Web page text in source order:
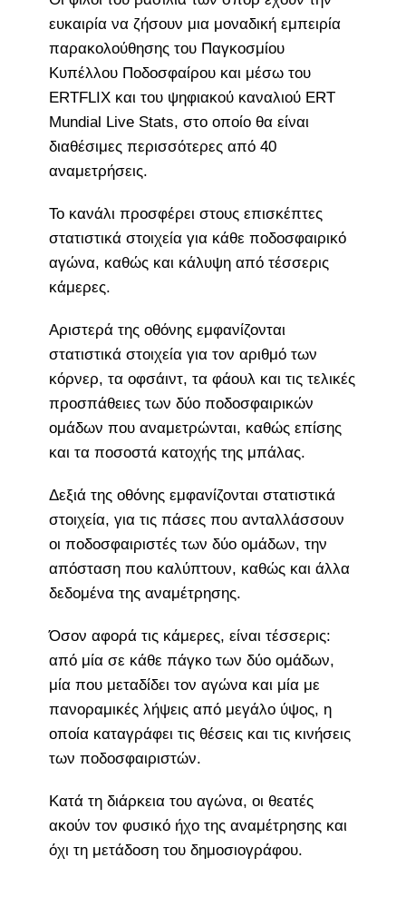
ευκαιρία να ζήσουν μια μοναδική εμπειρία
παρακολούθησης του Παγκοσμίου
Κυπέλλου Ποδοσφαίρου και μέσω του
ERTFLIX και του ψηφιακού καναλιού ERT
Mundial Live Stats, στο οποίο θα είναι
διαθέσιμες περισσότερες από 40
αναμετρήσεις.
Το κανάλι προσφέρει στους επισκέπτες
στατιστικά στοιχεία για κάθε ποδοσφαιρικό
αγώνα, καθώς και κάλυψη από τέσσερις
κάμερες.
Αριστερά της οθόνης εμφανίζονται
στατιστικά στοιχεία για τον αριθμό των
κόρνερ, τα οφσάιντ, τα φάουλ και τις τελικές
προσπάθειες των δύο ποδοσφαιρικών
ομάδων που αναμετρώνται, καθώς επίσης
και τα ποσοστά κατοχής της μπάλας.
Δεξιά της οθόνης εμφανίζονται στατιστικά
στοιχεία, για τις πάσες που ανταλλάσσουν
οι ποδοσφαιριστές των δύο ομάδων, την
απόσταση που καλύπτουν, καθώς και άλλα
δεδομένα της αναμέτρησης.
Όσον αφορά τις κάμερες, είναι τέσσερις:
από μία σε κάθε πάγκο των δύο ομάδων,
μία που μεταδίδει τον αγώνα και μία με
πανοραμικές λήψεις από μεγάλο ύψος, η
οποία καταγράφει τις θέσεις και τις κινήσεις
των ποδοσφαιριστών.
Κατά τη διάρκεια του αγώνα, οι θεατές
ακούν τον φυσικό ήχο της αναμέτρησης και
όχι τη μετάδοση του δημοσιογράφου.